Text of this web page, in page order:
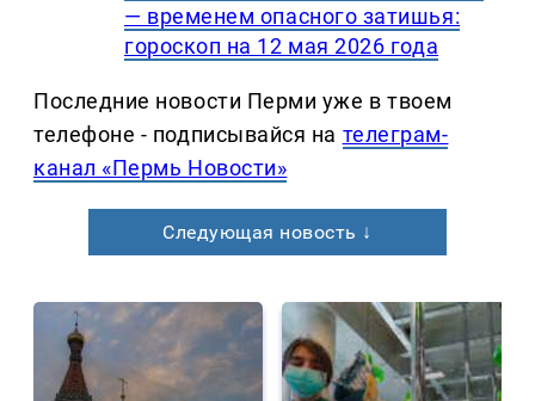
— временем опасного затишья:
гороскоп на 12 мая 2026 года
Последние новости Перми уже в твоем
телефоне - подписывайся на телеграм-
канал «Пермь Новости»
Следующая новость ↓